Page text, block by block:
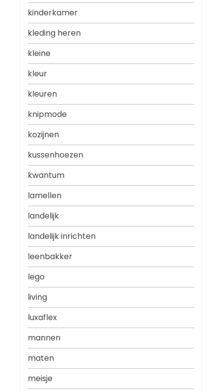
kinderkamer
kleding heren
kleine
kleur
kleuren
knipmode
kozijnen
kussenhoezen
kwantum
lamellen
landelijk
landelijk inrichten
leenbakker
lego
living
luxaflex
mannen
maten
meisje